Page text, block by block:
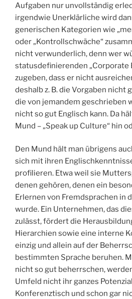
Aufgaben nur unvollständig
irgendwie Unerklärliche wird
generischen Kategorien wie
oder „Kontrollschwäche“
nicht verwunderlich, denn wer
statusdefinierenden „Corporate
zugeben, dass er nicht
deshalb z. B. die Vorgaben nicht
die von jemandem geschrieben
nicht so gut Englisch kann. Da
Mund – „Speak up Culture“ hin
Den Mund hält man übrigens
sich mit ihren
profilieren. Etwa weil sie
denen gehören, denen ein
Erlernen von Fremdsprachen in
wurde. Ein Unternehmen, das
zulässt, fördert die
Hierarchien sowie eine interne
einzig und allein auf der
bestimmten Sprache beruhen.
nicht so gut beherrschen,
Umfeld nicht ihr ganzes
Konferenztisch und schon gar